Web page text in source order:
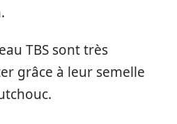
TBS sont très
grâce à leur semelle